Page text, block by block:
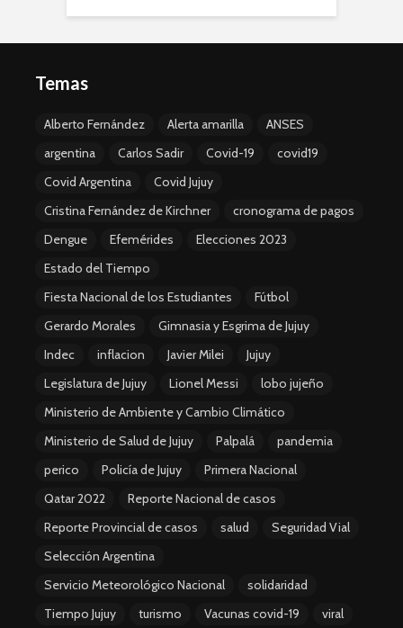
Temas
Alberto Fernández Alerta amarilla
ANSES
argentina
Carlos Sadir Covid-19
covid19
Covid Argentina
Covid Jujuy
Cristina Fernández de Kirchner
cronograma de pagos
Dengue
Efemérides
Elecciones 2023
Estado del Tiempo
Fiesta Nacional de los Estudiantes
Fútbol
Gerardo Morales
Gimnasia y Esgrima de Jujuy
Indec
inflacion Javier Milei
Jujuy
Legislatura de Jujuy
Lionel Messi
lobo jujeño
Ministerio de Ambiente y Cambio Climático
Ministerio de Salud de Jujuy
Palpalá
pandemia
perico
Policía de Jujuy
Primera Nacional
Qatar 2022
Reporte Nacional de casos
Reporte Provincial de casos
salud
Seguridad Vial
Selección Argentina
Servicio Meteorológico Nacional
solidaridad
Tiempo Jujuy
turismo Vacunas covid-19 viral